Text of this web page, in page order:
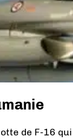
de F-16